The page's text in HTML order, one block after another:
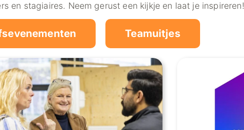
en stagiaires. Neem gerust een kijkje en laat je inspireren!
Teamuitjes